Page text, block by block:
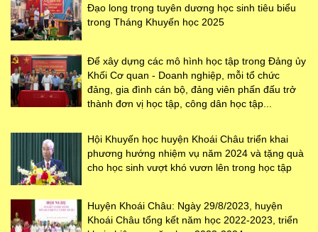
Đạo long trọng tuyên dương học sinh tiêu biểu
trong Tháng Khuyến học 2025
Để xây dựng các mô hình học tập trong Đảng ủy
Khối Cơ quan - Doanh nghiệp, mỗi tổ chức
đảng, gia đình cán bộ, đảng viên phấn đấu trở
thành đơn vị học tập, công dân học tập...
Hội Khuyến học huyện Khoái Châu triển khai
phương hướng nhiệm vụ năm 2024 và tặng quà
cho học sinh vượt khó vươn lên trong học tập
Huyện Khoái Châu: Ngày 29/8/2023, huyện
Khoái Châu tổng kết năm học 2022-2023, triển